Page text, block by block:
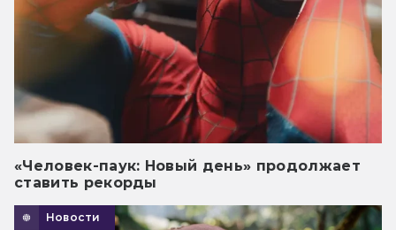
«Человек-паук: Новый день» продолжает
ставить рекорды
Новости